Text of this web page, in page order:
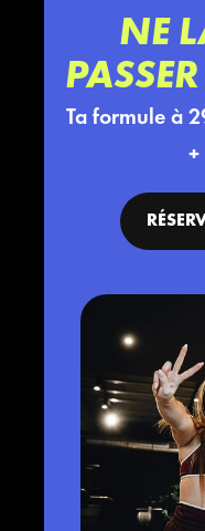
NE
Ta formule à
+